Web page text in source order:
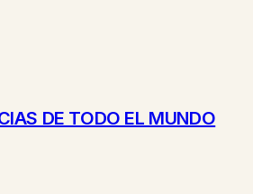
DE TODO EL MUNDO